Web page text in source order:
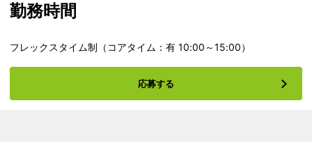
勤務時間
フレックスタイム制（コアタイム：有 10:00～15:00）
応募する